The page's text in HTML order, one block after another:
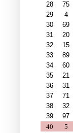
28
75
29
4
30
69
31
20
32
15
33
89
34
60
35
21
36
31
37
71
38
32
39
97
40
5